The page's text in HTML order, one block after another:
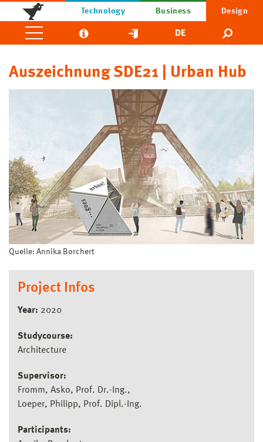
Technology Business Design
DE
Auszeichnung SDE21 | Urban Hub
Quelle: Annika Borchert
Project Infos
Year: 2020
Studycourse:
Architecture
Supervisor:
Fromm, Asko, Prof. Dr.-Ing.
Loeper, Philipp, Prof. Dipl.-Ing.
Participants: